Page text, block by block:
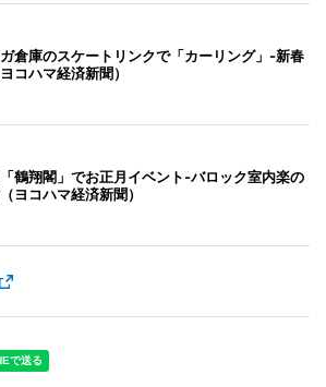
倉庫のスケートリンクで「カーリング」-新春
コハマ経済新聞）
鶴翔閣」でお正月イベント-バロック室内楽の
ヨコハマ経済新聞）